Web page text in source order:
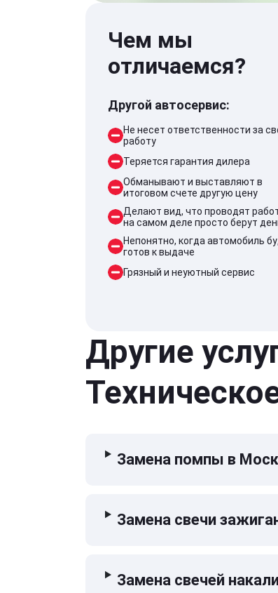
Чем мы
отличаемся?
Другой автосервис:
Не несет ответственности за
работу
Теряется гарантия дилера
Обманывают и выставляют в
итоговом счете другую цену
Делают вид, что проводят
на самом деле просто берут
Непонятно, когда автомобиль
готов к выдаче
Грязный и неуютный сервис
Другие
Замена помпы в
Замена свечи
Замена свечей